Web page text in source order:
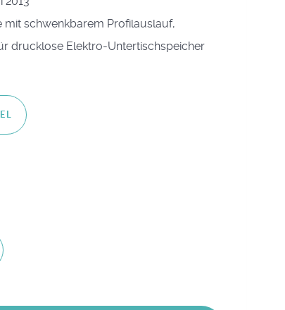
mit schwenkbarem Profilauslauf,
drucklose Elektro-Untertischspeicher